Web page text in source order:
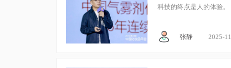
科技的终点是人的体验。
张静 2025-